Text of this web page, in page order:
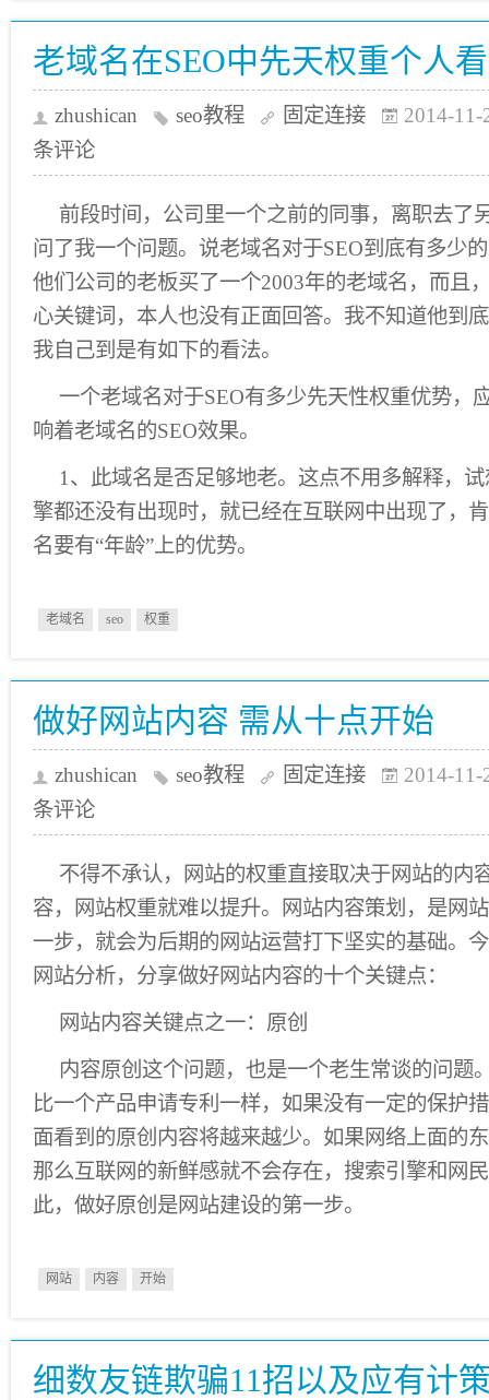
老域名在SEO中先天权重个人
zhushican seo教程 固定连接
2014-11-
条评论
前段时间，公司里一个之前的同事，离职去了
问了我一个问题。说老域名对于SEO到底有多少
他们公司的老板买了一个2003年的老域名，而且
心关键词，本人也没有正面回答。我不知道他到
我自己到是有如下的看法。
一个老域名对于SEO有多少先天性权重优势，
响着老域名的SEO效果。
1、此域名是否足够地老。这点不用多解释，
擎都还没有出现时，就已经在互联网中出现了，
名要有“年龄”上的优势。
老域名 seo 权重
做好网站内容 需从十点开始
zhushican seo教程 固定连接
2014-11-
条评论
不得不承认，网站的权重直接取决于网站的内
容，网站权重就难以提升。网站内容策划，是网
一步，就会为后期的网站运营打下坚实的基础。
网站分析，分享做好网站内容的十个关键点：
网站内容关键点之一：原创
内容原创这个问题，也是一个老生常谈的问题
比一个产品申请专利一样，如果没有一定的保护
面看到的原创内容将越来越少。如果网络上面的
那么互联网的新鲜感就不会存在，搜索引擎和网
此，做好原创是网站建设的第一步。
网站 内容 开始
细数友链欺骗11招以及应有计